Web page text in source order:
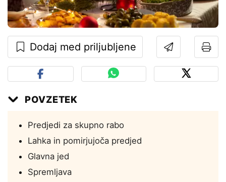
Dodaj med priljubljene
POVZETEK
Predjedi za skupno rabo
Lahka in pomirjujoča predjed
Glavna jed
Spremljava